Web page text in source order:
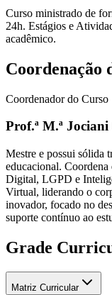
Curso ministrado de
24h. Estágios e
acadêmico.
Coordenação
Coordenador do Curso
Prof.ª M.ª Jociani
Mestre e possui sólida
educacional.
Digital, LGPD e
Virtual, liderando o
inovador, focado no
suporte contínuo ao
Grade
Matriz Curricular